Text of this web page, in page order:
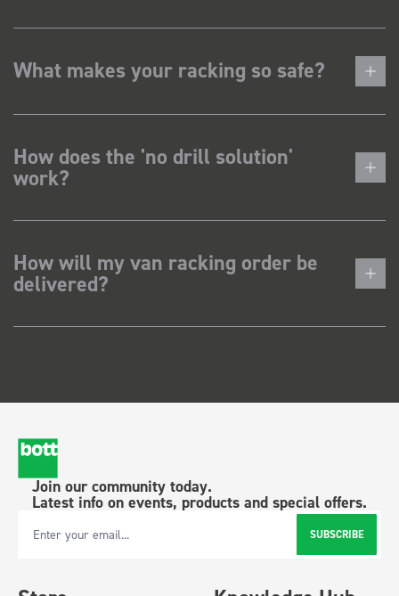
What makes your racking so safe?
How does the 'no drill solution'
work?
How will my van racking order be
delivered?
Join our community today.
Latest info on events, products and special offers.
Email Address SUBSCRIBE